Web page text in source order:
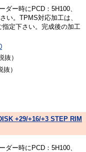
ー時にPCD：5H100、
い。TPMS対応加工は、
定下さい。完成後の加工
）
）
+29/+16/+3 STEP RIM
ー時にPCD：5H100、